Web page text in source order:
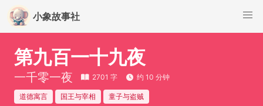
小象故事社
第九百一十九夜
一千零一夜 2701 字 约 10 分钟
道德寓言 国王与宰相 童子与盗贼